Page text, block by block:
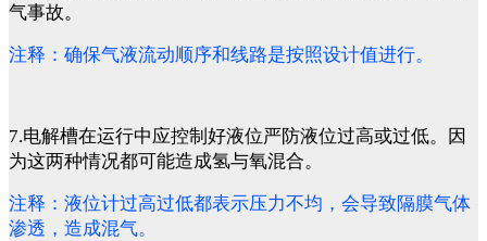
气事故。
注释：确保气液流动顺序和线路是按照设计值进行。
7.电解槽在运行中应控制好液位严防液位过高或过低。因
为这两种情况都可能造成氢与氧混合。
注释：液位计过高过低都表示压力不均，会导致隔膜气体
渗透，造成混气。